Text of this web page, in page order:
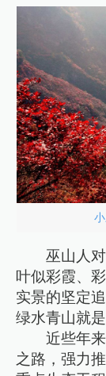
巫山人
叶似彩霞、
实景的坚定
绿水青山就
近些年
之路，强力